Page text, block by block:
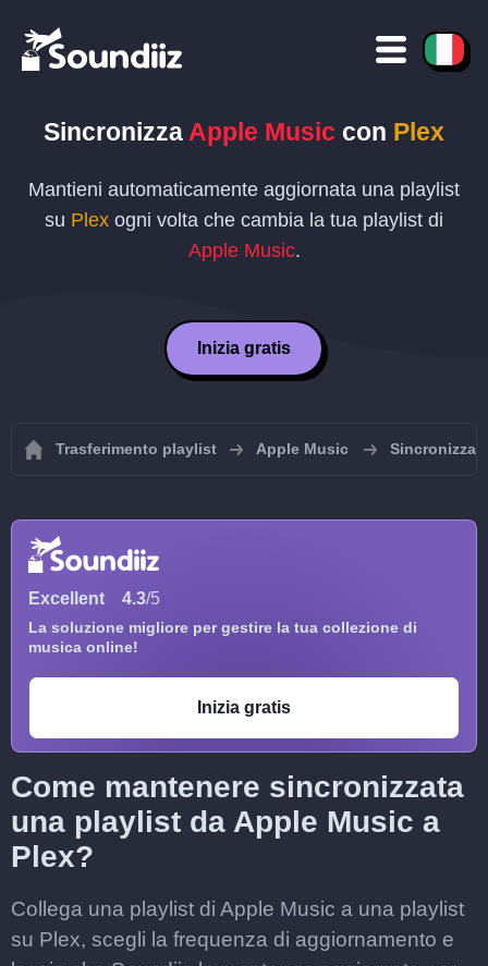
Sincronizza Apple Music con Plex
Mantieni automaticamente aggiornata una playlist
su Plex ogni volta che cambia la tua playlist di
Apple Music.
Inizia gratis
Trasferimento playlist Apple Music Sincronizza
Excellent 4.3/5
La soluzione migliore per gestire la tua collezione di
musica online!
Inizia gratis
Come mantenere sincronizzata
una playlist da Apple Music a
Plex?
Collega una playlist di Apple Music a una playlist
su Plex, scegli la frequenza di aggiornamento e